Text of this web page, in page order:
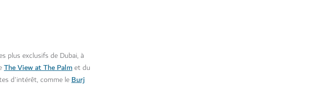
plus exclusifs de Dubai, à
The View at The Palmet du
d'intérêt, comme leBurj